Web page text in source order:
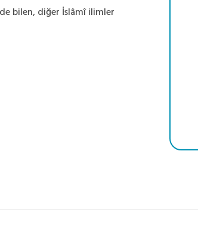
bilen, diğer İslâmî ilimler